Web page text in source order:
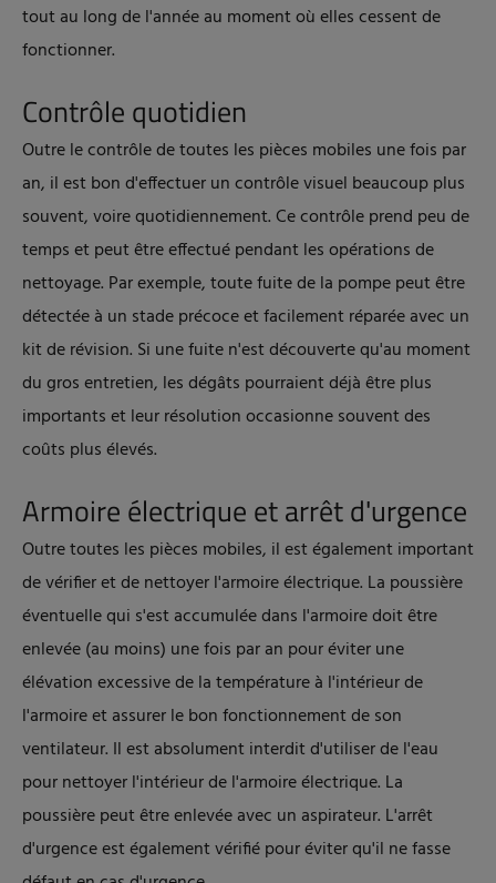
tout au long de l'année au moment où elles cessent de
fonctionner.
Contrôle quotidien
Outre le contrôle de toutes les pièces mobiles une fois par
an, il est bon d'effectuer un contrôle visuel beaucoup plus
souvent, voire quotidiennement. Ce contrôle prend peu de
temps et peut être effectué pendant les opérations de
nettoyage. Par exemple, toute fuite de la pompe peut être
détectée à un stade précoce et facilement réparée avec un
kit de révision. Si une fuite n'est découverte qu'au moment
du gros entretien, les dégâts pourraient déjà être plus
importants et leur résolution occasionne souvent des
coûts plus élevés.
Armoire électrique et arrêt d'urgence
Outre toutes les pièces mobiles, il est également important
de vérifier et de nettoyer l'armoire électrique. La poussière
éventuelle qui s'est accumulée dans l'armoire doit être
enlevée (au moins) une fois par an pour éviter une
élévation excessive de la température à l'intérieur de
l'armoire et assurer le bon fonctionnement de son
ventilateur. Il est absolument interdit d'utiliser de l'eau
pour nettoyer l'intérieur de l'armoire électrique. La
poussière peut être enlevée avec un aspirateur. L'arrêt
d'urgence est également vérifié pour éviter qu'il ne fasse